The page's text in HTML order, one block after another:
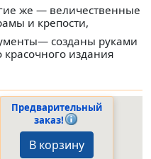
же — величественные
и крепости,
созданы руками
красочного издания
Предварительный
заказ!
В корзину